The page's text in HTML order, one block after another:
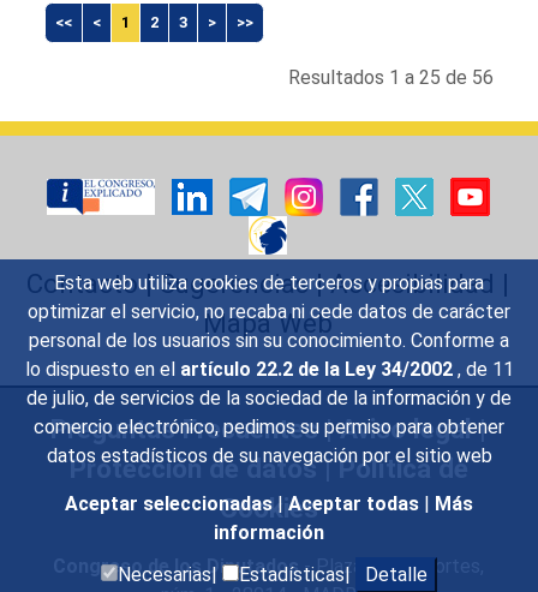
Esta web utiliza cookies de terceros y propias para
optimizar el servicio, no recaba ni cede datos de carácter
personal de los usuarios sin su conocimiento. Conforme a
lo dispuesto en el artículo 22.2 de la Ley 34/2002 , de 11
de julio, de servicios de la sociedad de la información y de
comercio electrónico, pedimos su permiso para obtener
datos estadísticos de su navegación por el sitio web
Aceptar seleccionadas | Aceptar todas | Más
información
Necesarias|
Estadísticas| Detalle
<< < 1 2 3 > >>
Resultados 1 a 25 de 56
Contacto|Sugerencias|Accesibilidad |
Mapa Web
Preguntas Frecuentes|Aviso legal|
Protección de datos|Política de
Cookies
Congreso de los Diputados- Plaza de las Cortes,